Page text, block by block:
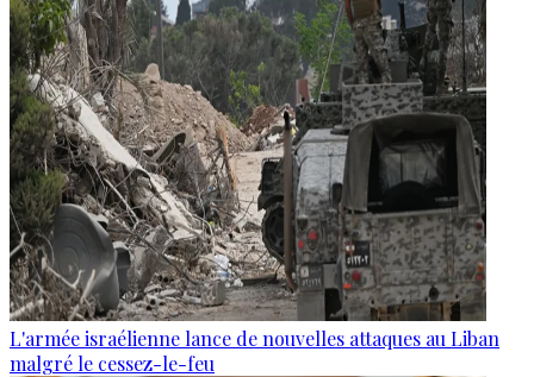
L'armée israélienne lance de nouvelles attaques au Liban
malgré le cessez-le-feu